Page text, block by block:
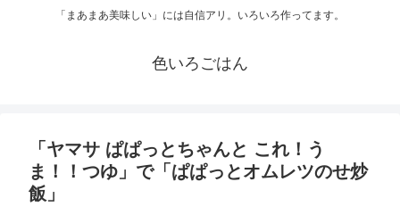
「まあまあ美味しい」には自信アリ。いろいろ作ってます。
色いろごはん
「ヤマサ ぱぱっとちゃんと これ！う
ま！！つゆ」で「ぱぱっとオムレツのせ炒
飯」